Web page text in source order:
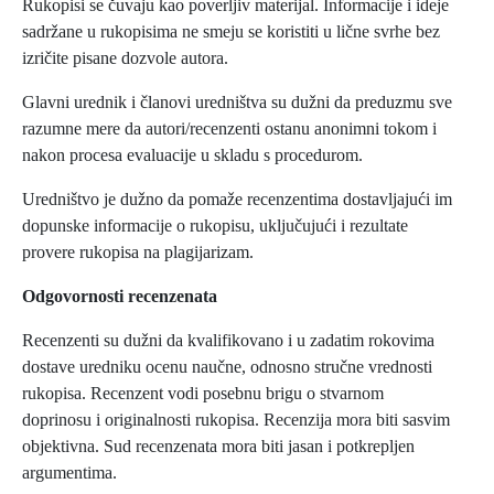
Rukopisi se čuvaju kao poverljiv materijal. Informacije i ideje
sadržane u rukopisima ne smeju se koristiti u lične svrhe bez
izričite pisane dozvole autora.
Glavni urednik i članovi uredništva su dužni da preduzmu sve
razumne mere da autori/recenzenti ostanu anonimni tokom i
nakon procesa evaluacije u skladu s procedurom.
Uredništvo je dužno da pomaže recenzentima dostavljajući im
dopunske informacije o rukopisu, uključujući i rezultate
provere rukopisa na plagijarizam.
Odgovornosti recenzenata
Recenzenti su dužni da kvalifikovano i u zadatim rokovima
dostave uredniku ocenu naučne, odnosno stručne vrednosti
rukopisa. Recenzent vodi posebnu brigu o stvarnom
doprinosu i originalnosti rukopisa. Recenzija mora biti sasvim
objektivna. Sud recenzenata mora biti jasan i potkrepljen
argumentima.